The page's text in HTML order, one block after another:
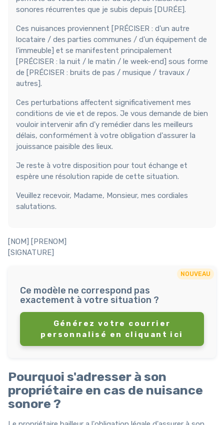
sonores récurrentes que je subis depuis [DURÉE].
Ces nuisances proviennent [PRÉCISER : d'un autre
locataire / des parties communes / d'un équipement de
l'immeuble] et se manifestent principalement
[PRÉCISER : la nuit / le matin / le week-end] sous forme
de [PRÉCISER : bruits de pas / musique / travaux /
autres].
Ces perturbations affectent significativement mes
conditions de vie et de repos. Je vous demande de bien
vouloir intervenir afin d'y remédier dans les meilleurs
délais, conformément à votre obligation d'assurer la
jouissance paisible des lieux.
Je reste à votre disposition pour tout échange et
espère une résolution rapide de cette situation.
Veuillez recevoir, Madame, Monsieur, mes cordiales
salutations.
[NOM] [PRENOM]
[SIGNATURE]
NOUVEAU
Ce modèle ne correspond pas
exactement à votre situation ?
Générez votre courrier
personnalisé en cliquant ici
Pourquoi s'adresser à son
propriétaire en cas de nuisance
sonore ?